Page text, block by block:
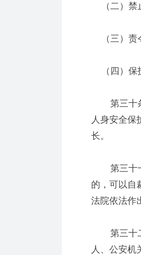
（二）禁
（三）责
（四）保
第三十条
人身安全保
长。
第三十一
的，可以自
法院依法作
第三十二
人、公安机